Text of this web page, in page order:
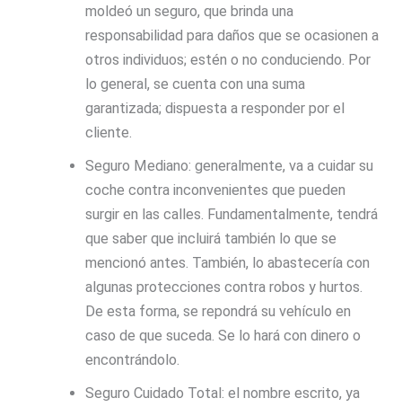
moldeó un seguro, que brinda una
responsabilidad para daños que se ocasionen a
otros individuos; estén o no conduciendo. Por
lo general, se cuenta con una suma
garantizada; dispuesta a responder por el
cliente.
Seguro Mediano: generalmente, va a cuidar su
coche contra inconvenientes que pueden
surgir en las calles. Fundamentalmente, tendrá
que saber que incluirá también lo que se
mencionó antes. También, lo abastecería con
algunas protecciones contra robos y hurtos.
De esta forma, se repondrá su vehículo en
caso de que suceda. Se lo hará con dinero o
encontrándolo.
Seguro Cuidado Total: el nombre escrito, ya